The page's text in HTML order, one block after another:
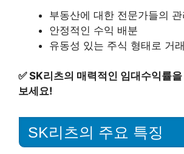
부동산에 대한 전문가들의
안정적인 수익 배분
유동성 있는 주식 형태로 거
✅SK리츠의 매력적인 임대수익률
보세요!
SK리츠의 주요 특징